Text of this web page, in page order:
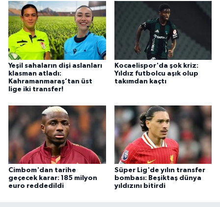
Yeşil sahaların dişi aslanları
klasman atladı:
Kahramanmaraş’tan üst
lige iki transfer!
Kocaelispor'da şok kriz:
Yıldız futbolcu aşık olup
takımdan kaçtı
Cimbom'dan tarihe
geçecek karar: 185 milyon
euro reddedildi
Süper Lig'de yılın transfer
bombası: Beşiktaş dünya
yıldızını bitirdi